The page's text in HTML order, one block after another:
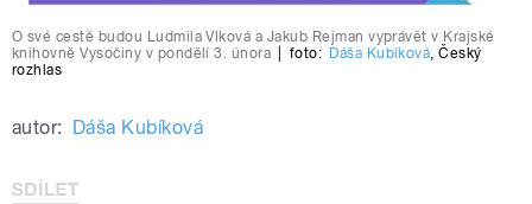
O své cestě budou Ludmila Vlková a Jakub Rejman vyprávět v Krajské
knihovně Vysočiny v pondělí 3. února
foto: Dáša Kubíková,Český
rozhlas
autor: Dáša Kubíková